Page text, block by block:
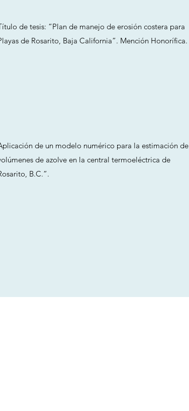
de tesis: “Plan de manejo de erosión costera para
de Rosarito, Baja California”. Mención Honorífica.
de un modelo numérico para la estimación de
de azolve en la central termoeléctrica de
B.C.”.